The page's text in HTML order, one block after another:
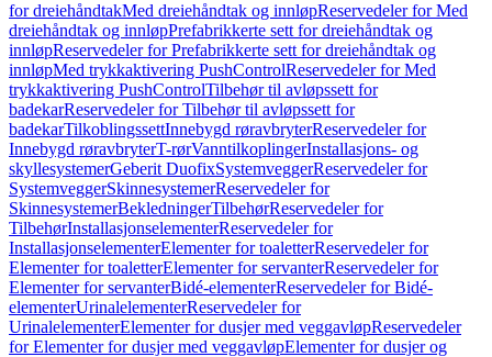
for dreiehåndtakMed dreiehåndtak og innløpReservedeler for Med
dreiehåndtak og innløpPrefabrikkerte sett for dreiehåndtak og
innløpReservedeler for Prefabrikkerte sett for dreiehåndtak og
innløpMed trykkaktivering PushControlReservedeler for Med
trykkaktivering PushControlTilbehør til avløpssett for
badekarReservedeler for Tilbehør til avløpssett for
badekarTilkoblingssettInnebygd røravbryterReservedeler for
Innebygd røravbryterT-rørVanntilkoplingerInstallasjons- og
skyllesystemerGeberit DuofixSystemveggerReservedeler for
SystemveggerSkinnesystemerReservedeler for
SkinnesystemerBekledningerTilbehørReservedeler for
TilbehørInstallasjonselementerReservedeler for
InstallasjonselementerElementer for toaletterReservedeler for
Elementer for toaletterElementer for servanterReservedeler for
Elementer for servanterBidé-elementerReservedeler for Bidé-
elementerUrinalelementerReservedeler for
UrinalelementerElementer for dusjer med veggavløpReservedeler
for Elementer for dusjer med veggavløpElementer for dusjer og